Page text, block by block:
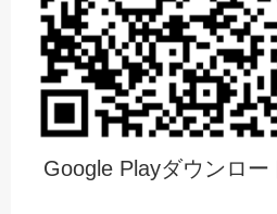
Google Playダウンロー